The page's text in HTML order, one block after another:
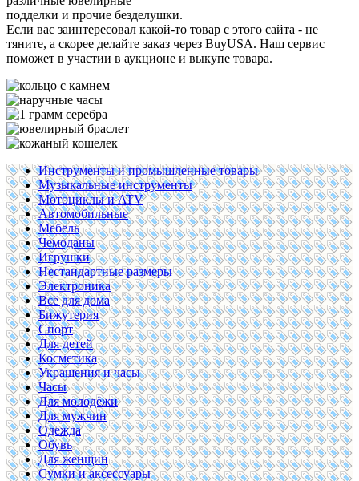
подделки и прочие безделушки.
Если вас заинтересовал какой-то товар с этого сайта - не
тяните, а скорее делайте заказ через BuyUSA. Наш сервис
поможет в участии в аукционе и выкупе товара.
Инструменты и промышленные товары
Музыкальные инструменты
Мотоциклы и ATV
Автомобильные
Мебель
Чемоданы
Игрушки
Нестандартные размеры
Электроника
Всё для дома
Бижутерия
Спорт
Для детей
Косметика
Украшения и часы
Часы
Для молодёжи
Для мужчин
Одежда
Обувь
Для женщин
Сумки и аксессуары